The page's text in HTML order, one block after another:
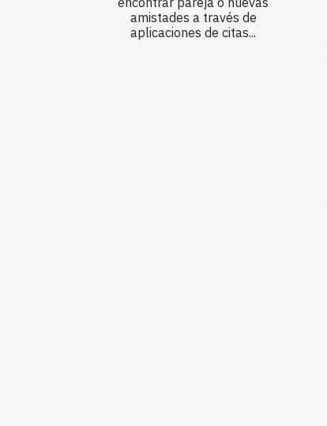
amistades a través de
aplicaciones de citas...